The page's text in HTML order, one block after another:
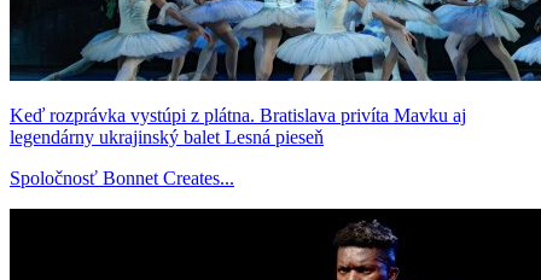
Keď rozprávka vystúpi z plátna. Bratislava privíta Mavku aj
legendárny ukrajinský balet Lesná pieseň
Spoločnosť Bonnet Creates...